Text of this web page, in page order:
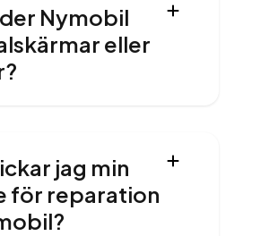
Nymobil
eller
jag min
för reparation